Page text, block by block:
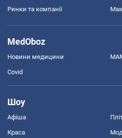
Ринки та компанії
MedOboz
Новини медицини
Covid
Шоу
Афіша
Краса